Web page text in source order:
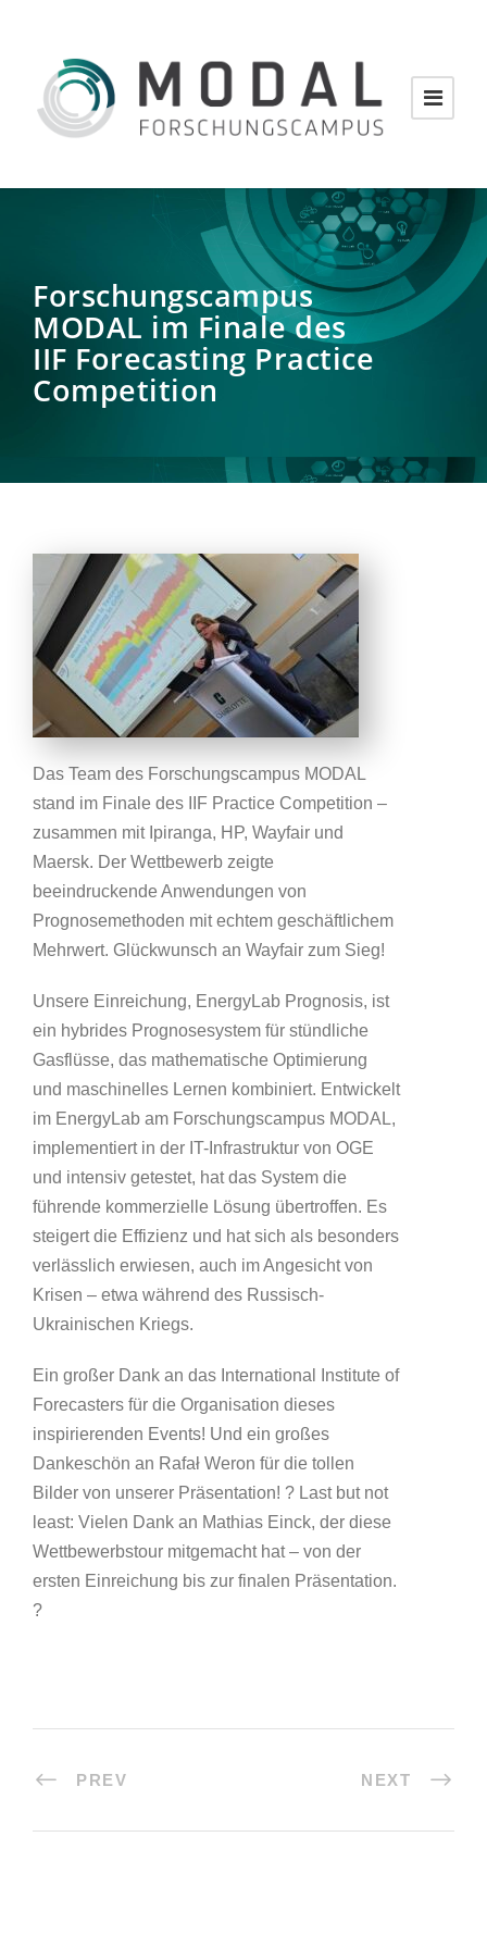
Forschungscampus
MODAL im Finale des
IIF Forecasting Practice
Competition
Das Team des Forschungscampus MODAL
stand im Finale des IIF Practice Competition –
zusammen mit Ipiranga, HP, Wayfair und
Maersk. Der Wettbewerb zeigte
beeindruckende Anwendungen von
Prognosemethoden mit echtem geschäftlichem
Mehrwert. Glückwunsch an Wayfair zum Sieg!
Unsere Einreichung, EnergyLab Prognosis, ist
ein hybrides Prognosesystem für stündliche
Gasflüsse, das mathematische Optimierung
und maschinelles Lernen kombiniert. Entwickelt
im EnergyLab am Forschungscampus MODAL,
implementiert in der IT-Infrastruktur von OGE
und intensiv getestet, hat das System die
führende kommerzielle Lösung übertroffen. Es
steigert die Effizienz und hat sich als besonders
verlässlich erwiesen, auch im Angesicht von
Krisen – etwa während des Russisch-
Ukrainischen Kriegs.
Ein großer Dank an das International Institute of
Forecasters für die Organisation dieses
inspirierenden Events! Und ein großes
Dankeschön an Rafał Weron für die tollen
Bilder von unserer Präsentation! ? Last but not
least: Vielen Dank an Mathias Einck, der diese
Wettbewerbstour mitgemacht hat – von der
ersten Einreichung bis zur finalen Präsentation.
?
PREV NEXT